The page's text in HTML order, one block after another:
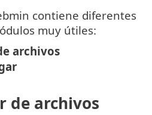
contiene diferentes
muy útiles:
archivos
de archivos